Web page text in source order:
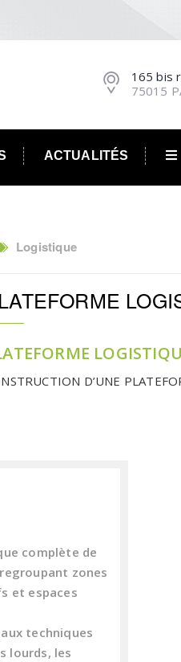
165 bis
75015
ACTUALITÉS
Logistique
D’UNE
complète de
zones
et espaces
techniques
lourds, les